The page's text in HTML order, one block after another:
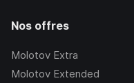
Nos offres
Molotov Extra
Molotov Extended